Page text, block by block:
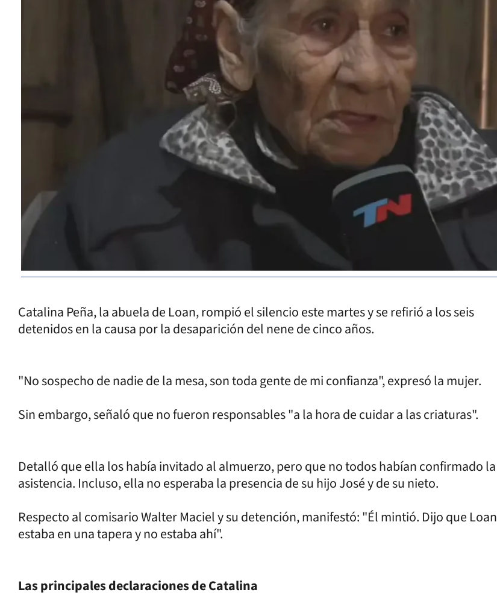
Catalina Peña, la abuela de Loan, rompió el silencio este martes y se refirió a los seis
detenidos en la causa por la desaparición del nene de cinco años.
"No sospecho de nadie de la mesa, son toda gente de mi confianza", expresó la mujer.
Sin embargo, señaló que no fueron responsables "a la hora de cuidar a las criaturas".
Detalló que ella los había invitado al almuerzo, pero que no todos habían confirmado la
asistencia. Incluso, ella no esperaba la presencia de su hijo José y de su nieto.
Respecto al comisario Walter Maciel y su detención, manifestó: "Él mintió. Dijo que Loan
estaba en una tapera y no estaba ahí".
Las principales declaraciones de Catalina